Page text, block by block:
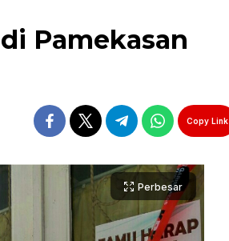
Pamekasan
Copy Link
Perbesar